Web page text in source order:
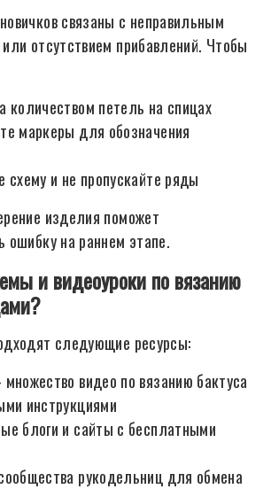
связаны с неправильным
отсутствием прибавлений. Чтобы
количеством петель на спицах
маркеры для обозначения
схему и не пропускайте ряды
изделия поможет
ошибку на раннем этапе.
и видеоуроки по вязанию
следующие ресурсы:
видео по вязанию бактуса
инструкциями
блоги и сайты с бесплатными
рукодельниц для обмена